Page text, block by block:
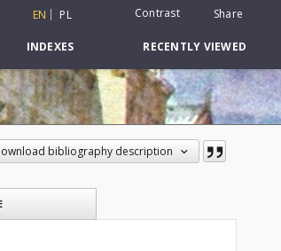
EN PL Contrast Share
INDEXES RECENTLY VIEWED
bibliography description